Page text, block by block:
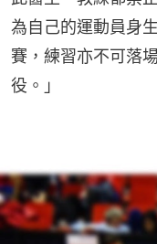
為自己的運動員身
賽，練習亦不可落
役。」